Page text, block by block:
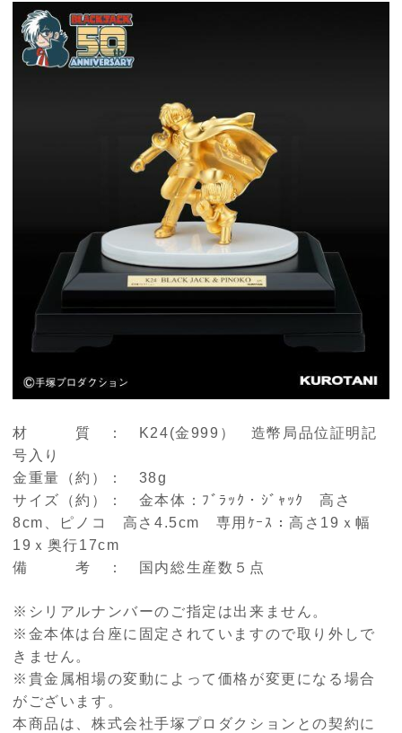
材 質 ： K24(金999） 造幣局品位証明記
号入り
金重量（約）： 38g
サイズ（約）： 金本体：ﾌﾞﾗｯｸ・ｼﾞｬｯｸ 高さ
8cm、ピノコ 高さ4.5cm 専用ｹｰｽ：高さ19ｘ幅
19ｘ奥行17cm
備 考 ： 国内総生産数５点
※シリアルナンバーのご指定は出来ません。
※金本体は台座に固定されていますので取り外しで
きません。
※貴金属相場の変動によって価格が変更になる場合
がございます。
本商品は、株式会社手塚プロダクションとの契約に